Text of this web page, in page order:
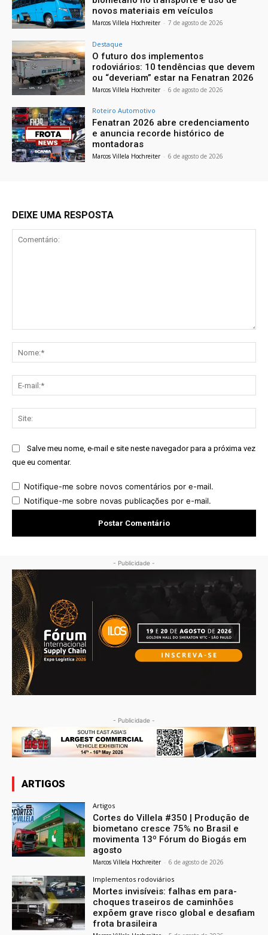
novos materiais em veículos
Marcos Villela Hochreiter - 7 de agosto de 2026
Destaque
O futuro dos implementos
rodoviários: 10 tendências que devem
ou “deveriam” estar na Fenatran 2026
Marcos Villela Hochreiter - 6 de agosto de 2026
Roteiro Automotivo
Fenatran 2026 abre credenciamento
e anuncia recorde histórico de
montadoras
Marcos Villela Hochreiter - 6 de agosto de 2026
DEIXE UMA RESPOSTA
Salve meu nome, e-mail e site neste navegador para a próxima vez
que eu comentar.
Notifique-me sobre novos comentários por e-mail.
Notifique-me sobre novas publicações por e-mail.
- Publicidade -
- Publicidade -
ARTIGOS
Artigos
Cortes do Villela #350 | Produção de
biometano cresce 75% no Brasil e
movimenta 13º Fórum do Biogás em
agosto
Marcos Villela Hochreiter - 6 de agosto de 2026
Implementos rodoviários
Mortes invisíveis: falhas em para-
choques traseiros de caminhões
expõem grave risco global e desafiam
frota brasileira